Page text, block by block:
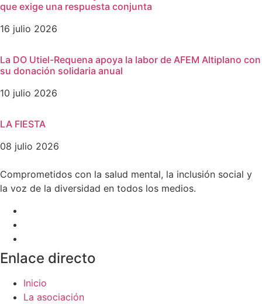
que exige una respuesta conjunta
16 julio 2026
La DO Utiel-Requena apoya la labor de AFEM Altiplano con
su donación solidaria anual
10 julio 2026
LA FIESTA
08 julio 2026
Comprometidos con la salud mental, la inclusión social y
la voz de la diversidad en todos los medios.
Enlace directo
Inicio
La asociación